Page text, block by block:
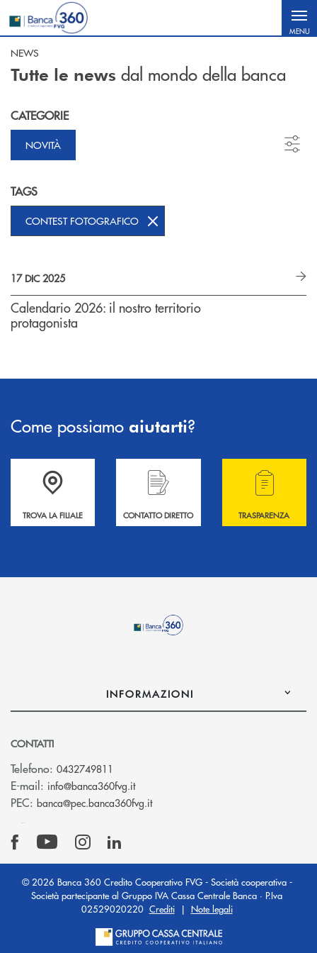
Salta al contenuto principale
MENU
NEWS
Tutte le news dal mondo della banca
CATEGORIE
NOVITÀ
TAGS
CONTEST FOTOGRAFICO
17 DIC 2025
Calendario 2026: il nostro territorio
protagonista
Come possiamo aiutarti?
Accedi all' elenco completo delle filiali .
TROVA LA FILIALE
Hai bisogno di informazioni? Contattaci !
CONTATTO DIRETTO
Hai bisogno di
TRASPARENZA
INFORMAZIONI
CONTATTI
Telefono: 0432749811
E-mail: info@banca360fvg.it(si apre l’app di posta elettronica)
PEC: banca@pec.banca360fvg.it(si apre l’app di posta elettronica)
© 2026 Banca 360 Credito Cooperativo FVG - Società cooperativa -
Società partecipante al Gruppo IVA Cassa Centrale Banca · P.Iva
02529020220 Crediti| Note legali